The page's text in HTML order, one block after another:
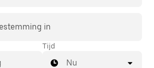
in
Tijd
Nu